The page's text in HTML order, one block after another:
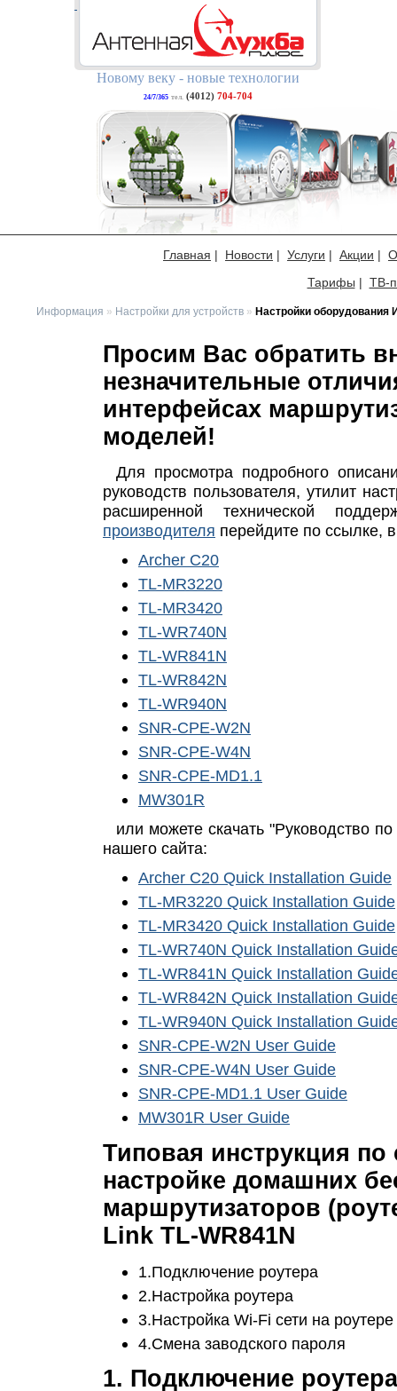
Новому веку - новые технологии
24/7/365 тел. (4012)704-704
Главная | Новости | Услуги | Акции |
Тарифы | ТВ-
Информация » Настройки для устройств » Настройки оборудования
Просим Вас обратить
незначительные
интерфейсах
моделей!
Для просмотра подробного
руководств пользователя, утилит
расширенной технической
производителя перейдите по ссылке,
Archer C20
TL-MR3220
TL-MR3420
TL-WR740N
TL-WR841N
TL-WR842N
TL-WR940N
SNR-CPE-W2N
SNR-CPE-W4N
SNR-CPE-MD1.1
MW301R
или можете скачать "Руководство
нашего сайта:
Archer C20 Quick Installation Guide
TL-MR3220 Quick Installation Guide
TL-MR3420 Quick Installation Guide
TL-WR740N Quick Installation
TL-WR841N Quick Installation
TL-WR842N Quick Installation
TL-WR940N Quick Installation
SNR-CPE-W2N User Guide
SNR-CPE-W4N User Guide
SNR-CPE-MD1.1 User Guide
MW301R User Guide
Типовая инструкция по
настройке домашних
маршрутизаторов
Link TL-WR841N
1.Подключение роутера
2.Настройка роутера
3.Настройка Wi-Fi сети на роутере
4.Смена заводского пароля
1. Подключение роутера